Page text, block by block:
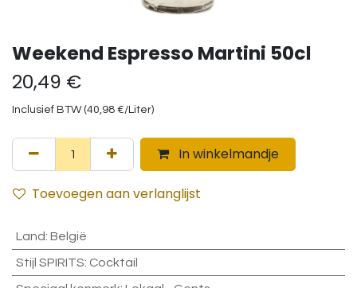
Weekend Espresso Martini 50cl
20,49 €
Inclusief BTW (40,98 €/Liter)
In winkelmandje
Toevoegen aan verlanglijst
Land: België
Stijl SPIRITS: Cocktail